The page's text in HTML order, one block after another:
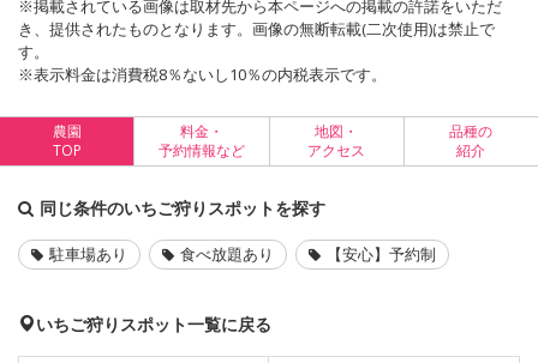
※掲載されている画像は取材先から本ページへの掲載の許諾をいただ
き、提供されたものとなります。画像の無断転載(二次使用)は禁止で
す。
※表示料金は消費税8％ないし10％の内税表示です。
農園
TOP
料金・
予約情報など
地図・
アクセス
品種の
紹介
同じ条件のいちご狩りスポットを探す
駐車場あり 食べ放題あり 【安心】予約制
いちご狩りスポット一覧に戻る